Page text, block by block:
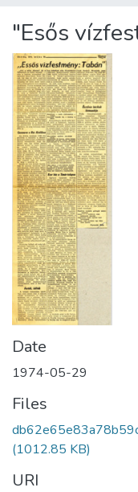
Statistics
About us
"Esős
Date
1974-05-29
Files
(1012.85 KB)
URI